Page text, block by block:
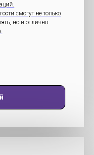
смогут не только
но и отлично